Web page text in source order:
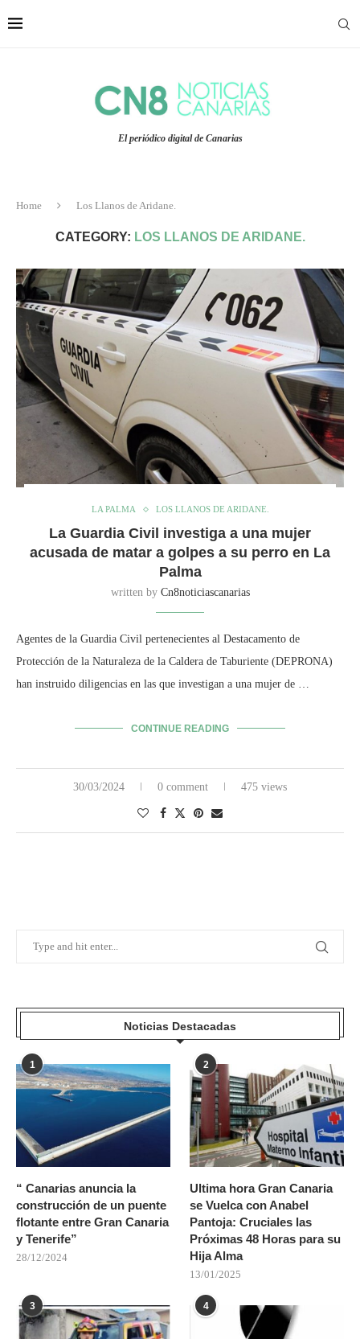
El periódico digital de Canarias
Home Los Llanos de Aridane.
CATEGORY: LOS LLANOS DE ARIDANE.
LA PALMA LOS LLANOS DE ARIDANE.
La Guardia Civil investiga a una mujer
acusada de matar a golpes a su perro en La
Palma
written by Cn8noticiascanarias
Agentes de la Guardia Civil pertenecientes al Destacamento de
Protección de la Naturaleza de la Caldera de Taburiente (DEPRONA)
han instruido diligencias en las que investigan a una mujer de …
CONTINUE READING
30/03/2024 0 comment 475 views
Noticias Destacadas
1
“ Canarias anuncia la
construcción de un puente
flotante entre Gran Canaria
y Tenerife”
28/12/2024
2
Ultima hora Gran Canaria
se Vuelca con Anabel
Pantoja: Cruciales las
Próximas 48 Horas para su
Hija Alma
13/01/2025
3 4